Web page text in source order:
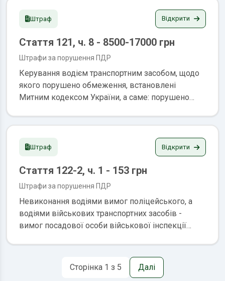
Штраф Відкрити
Стаття 121, ч. 8 - 8500-17000 грн
Штрафи за порушення ПДР
Керування водієм транспортним засобом, щодо
якого порушено обмеження, встановлені
Митним кодексом України, а саме: порушено
підприємницької діяльності та/або отримання
доходів в Україні; транспортний засіб передано у
володіння, користування або розпорядження
особі, яка не ввозила його на митну територію
транзиту Штраф: 8500-17000 грн. позбавлення
права керування транспортними засобами на
строк один рік та з оплатним вилученням
транспортного засобу чи без такого
Штраф Відкрити
Стаття 122-2, ч. 1 - 153 грн
Штрафи за порушення ПДР
Невиконання водіями вимог поліцейського, а
водіями військових транспортних засобів -
вимог посадової особи військової інспекції
зупинку транспортного засобу Штраф: 153 грн.
позбавлення права керування транспортними
Сторінка 1 з 5 Далі